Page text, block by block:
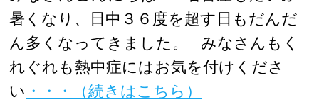
暑くなり、日中３６度を超す日もだんだ
ん多くなってきました。 みなさんもく
れぐれも熱中症にはお気を付けくださ
い ・・・（続きはこちら）